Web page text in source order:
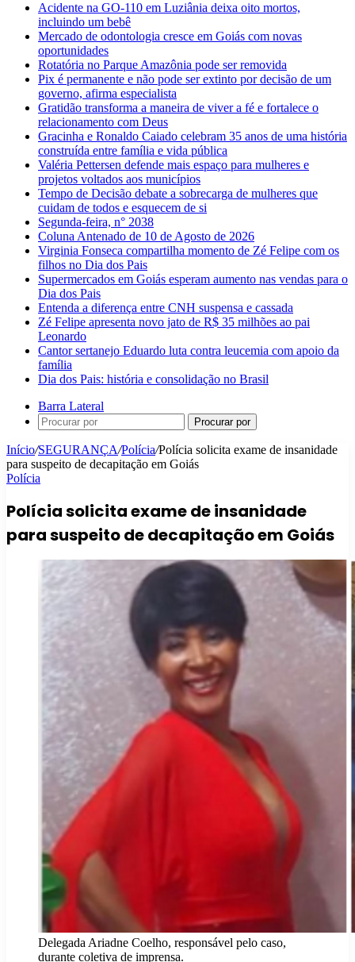
Acidente na GO-110 em Luziânia deixa oito mortos,
incluindo um bebê
Mercado de odontologia cresce em Goiás com novas
oportunidades
Rotatória no Parque Amazônia pode ser removida
Pix é permanente e não pode ser extinto por decisão de um
governo, afirma especialista
Gratidão transforma a maneira de viver a fé e fortalece o
relacionamento com Deus
Gracinha e Ronaldo Caiado celebram 35 anos de uma história
construída entre família e vida pública
Valéria Pettersen defende mais espaço para mulheres e
projetos voltados aos municípios
Tempo de Decisão debate a sobrecarga de mulheres que
cuidam de todos e esquecem de si
Segunda-feira, n° 2038
Coluna Antenado de 10 de Agosto de 2026
Virginia Fonseca compartilha momento de Zé Felipe com os
filhos no Dia dos Pais
Supermercados em Goiás esperam aumento nas vendas para o
Dia dos Pais
Entenda a diferença entre CNH suspensa e cassada
Zé Felipe apresenta novo jato de R$ 35 milhões ao pai
Leonardo
Cantor sertanejo Eduardo luta contra leucemia com apoio da
família
Dia dos Pais: história e consolidação no Brasil
Barra Lateral
Procurar por
Início/SEGURANÇA/Polícia/Polícia solicita exame de insanidade
para suspeito de decapitação em Goiás
Polícia
Polícia solicita exame de insanidade
para suspeito de decapitação em Goiás
Delegada Ariadne Coelho, responsável pelo caso,
durante coletiva de imprensa.